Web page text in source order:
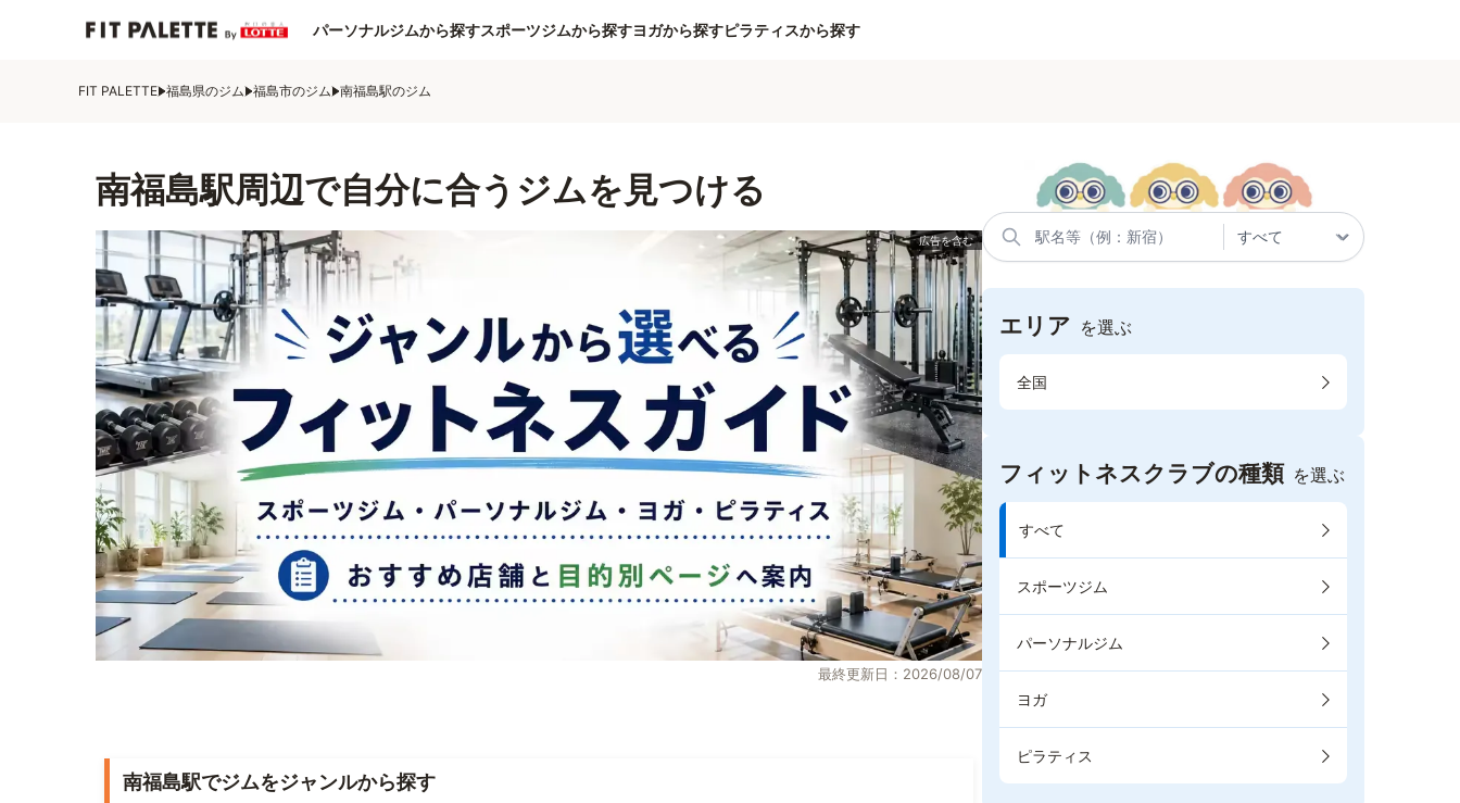
パーソナルジムから探すスポーツジムから探すヨガから探すピラティスから探す
FIT PALETTE 福島県のジム 福島市のジム 南福島駅のジム
南福島駅周辺で自分に合うジムを見つける
最終更新日：2026/08/07
南福島駅でジムをジャンルから探す
エリア を選ぶ
全国
フィットネスクラブの種類 を選ぶ
すべて
スポーツジム
パーソナルジム
ヨガ
ピラティス